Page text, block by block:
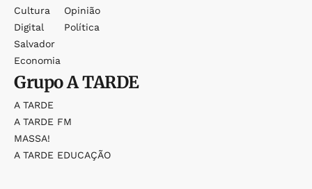
Cultura
Digital
Salvador
Economia
Opinião
Política
GrupoA TARDE
A TARDE
A TARDE FM
MASSA!
A TARDE EDUCAÇÃO